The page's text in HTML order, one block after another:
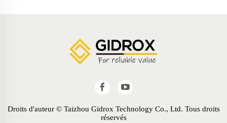
Droits d'auteur © Taizhou Gidrox Technology Co., Ltd. Tous droits
réservés